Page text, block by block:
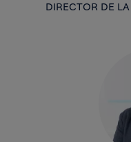
DIRECTOR DE